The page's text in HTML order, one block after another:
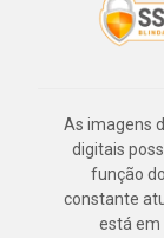
As imagens
digitais
função
constante
está em